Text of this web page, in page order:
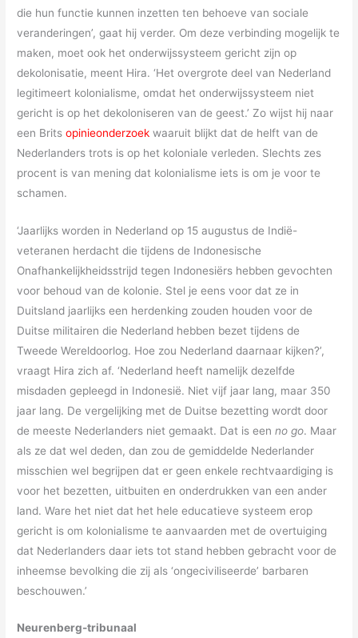
die hun functie kunnen inzetten ten behoeve van sociale
veranderingen’, gaat hij verder. Om deze verbinding mogelijk te
maken, moet ook het onderwijssysteem gericht zijn op
dekolonisatie, meent Hira. ‘Het overgrote deel van Nederland
legitimeert kolonialisme, omdat het onderwijssysteem niet
gericht is op het dekoloniseren van de geest.’ Zo wijst hij naar
een Britsopinieonderzoek waaruit blijkt dat de helft van de
Nederlanders trots is op het koloniale verleden. Slechts zes
procent is van mening dat kolonialisme iets is om je voor te
schamen.
‘Jaarlijks worden in Nederland op 15 augustus de Indië-
veteranen herdacht die tijdens de Indonesische
Onafhankelijkheidsstrijd tegen Indonesiërs hebben gevochten
voor behoud van de kolonie. Stel je eens voor dat ze in
Duitsland jaarlijks een herdenking zouden houden voor de
Duitse militairen die Nederland hebben bezet tijdens de
Tweede Wereldoorlog. Hoe zou Nederland daarnaar kijken?’,
vraagt Hira zich af. ‘Nederland heeft namelijk dezelfde
misdaden gepleegd in Indonesië. Niet vijf jaar lang, maar 350
jaar lang. De vergelijking met de Duitse bezetting wordt door
de meeste Nederlanders niet gemaakt. Dat is eenno go. Maar
als ze dat wel deden, dan zou de gemiddelde Nederlander
misschien wel begrijpen dat er geen enkele rechtvaardiging is
voor het bezetten, uitbuiten en onderdrukken van een ander
land. Ware het niet dat het hele educatieve systeem erop
gericht is om kolonialisme te aanvaarden met de overtuiging
dat Nederlanders daar iets tot stand hebben gebracht voor de
inheemse bevolking die zij als ‘ongeciviliseerde’ barbaren
beschouwen.’
Neurenberg-tribunaal